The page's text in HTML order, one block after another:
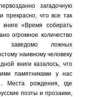
загадочную
прекрасно, что все так
«Время собирать
огромное количество
заведомо ложных
наивному человеку
книги казалось, что
памятниками у нас
рождения, где
поэты и прозаики,